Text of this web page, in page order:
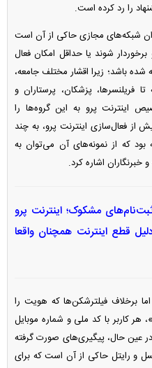
را رد کرده است.
شبکه‌های مجازی حاکی از آن است
شوند یا حداقل امکان فعال
باشد؛ زیرا اقشار مختلف جامعه،
تا فریلنسرها، پزشکان، پرستاران و
اینترنت پرو به این گروه‌ها را
از فعال‌سازی اینترنت پرو، به چند
که از نمونه‌های آن می‌توان به
اشاره کرد.
مشکوک؛ اینترنت پرو
قطع اینترنت همچنان واقعا
برخلاف فیلترشکن‌ها که هویت را
هر کاربر با کد ملی و شماره موبایل
حال، پیگیری‌های صورت گرفته
و رایتل حاکی از آن است که برای